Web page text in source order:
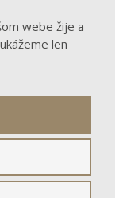
webe žije a
len